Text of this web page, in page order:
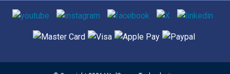
Sozialen Medien
Unterstützte Zahlungsmethoden